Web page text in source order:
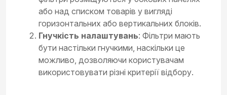
або над списком товарів у вигляді
горизонтальних або вертикальних блоків.
Гнучкість налаштувань: Фільтри мають
бути настільки гнучкими, наскільки це
можливо, дозволяючи користувачам
використовувати різні критерії відбору.